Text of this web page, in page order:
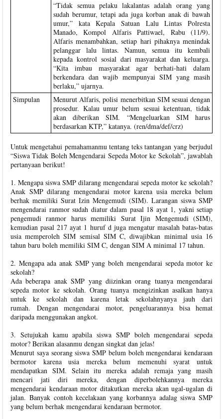
“Tidak semua pelaku lakalantas adalah orang yang
sudah berumur, tetapi ada juga korban anak di bawah
umur,” kata Kepala Satuan Lalu Lintas Polresta
Manado, Kompol Alfaris Pattiwael, Rabu (11/9).
Alfaris menambahkan, setiap hari pihaknya menindak
pelanggar lalu lintas. Namun, semua itu kembali
kepada kontrol sosial dari masyarakat dan keluarga.
“Kita imbau masyarakat agar berhati-hati dalam
berkendara dan wajib mempunyai SIM yang masih
berlaku,” ujarnya.
Simpulan
Menurut Alfaris, polisi menerbitkan SIM sesuai dengan
prosedur. Kalau umur belum sesuai ketentuan, tidak
akan diberikan SIM. “Mengeluarkan SIM harus
berdasarkan KTP,” katanya. (ren/dma/def/crz)
Untuk mengetahui pemahamanmu tentang teks tantangan yang berjudul
“Siswa Tidak Boleh Mengendarai Sepeda Motor ke Sekolah”, jawablah
pertanyaan berikut!
1. Mengapa siswa SMP dilarang mengendarai sepeda motor ke sekolah?
Anak SMP dilarang mengendarai motor karena usia mereka belum
berhak memiliki Surat Izin Mengemudi (SIM). Larangan siswa SMP
mengendarai ranmor sudah diatur dalam pasal 18 ayat 1, yakni setiap
pengemudi ranmor harus memiliki Surat Ijin Mengemudi (SIM),
kemudian pasal 217 ayat 1 huruf d juga mengatur masalah batas-batas
usia memperoleh SIM semisal SIM C, diwajibkan minimal usia 16
tahun baru boleh memiliki SIM C, dengan SIM A minimal 17 tahun.
2. Mengapa ada anak SMP yang boleh mengendarai sepeda motor ke
sekolah?
Ada beberapa anak SMP yang diizinkan orang tuanya mengendarai
sepeda motor ke sekolah. Orang tuanya mengizinkan asalkan hanya
untuk ke sekolah dan karena letak sekolahnyanya jauh dari
rumah. Dengan mengendarai motor, pengeluarannya bisa hemat
daripada menggunakan angkot.
3. Setujukah kamu apabila siswa SMP boleh mengendarai sepeda
motor? Berikan alasanmu dengan singkat dan jelas!
Menurut saya seorang siswa SMP belum boleh mengendarai kendaraan
bermotor karena usia mereka belum memenuhi syarat untuk
mendapatkan SIM. Selain itu mereka adalah remaja yang masih
mencari jati diri mereka, dengan diperbolehkannya mereka
mengendarai kendaraan motor ditakutkan mereka akan ugal-ugalan di
jalan. Banyak contoh kecelakaan yang korbannya adalag siswa SMP
yang belum berhak mengendarai kendaraan bermotor.